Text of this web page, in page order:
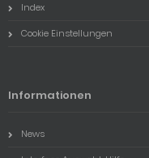
Index
Cookie Einstellungen
Informationen
News